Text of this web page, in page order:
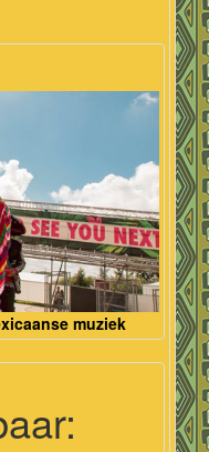
muziek